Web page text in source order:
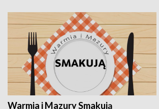
Warmia i Mazury Smakują